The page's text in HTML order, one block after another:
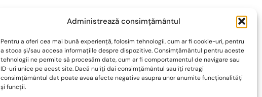
Administrează consimțământul
Pentru a oferi cea mai bună experiență, folosim tehnologii, cum ar fi cookie-uri, pentru
a stoca și/sau accesa informațiile despre dispozitive. Consimțământul pentru aceste
tehnologii ne permite să procesăm date, cum ar fi comportamentul de navigare sau
ID-uri unice pe acest site. Dacă nu îți dai consimțământul sau îți retragi
consimțământul dat poate avea afecte negative asupra unor anumite funcționalități
și funcții.